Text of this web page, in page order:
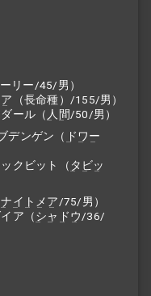
リー/45/男）
（長命種）/155/男）
ール（ 人間/50/男）
デンゲン（ ドワー
クビット（ タビッ
ナイトメア/75/男）
ア（シャドウ/36/